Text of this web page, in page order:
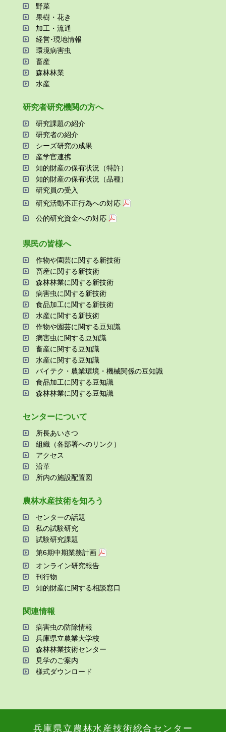
野菜
果樹・花き
加⼯・流通
経営･現地情報
環境病害⾍
畜産
森林林業
⽔産
研究者研究機関の⽅へ
研究課題の紹介
研究者の紹介
シーズ研究の成果
産学官連携
知的財産の保有状況（特許）
知的財産の保有状況（品種）
研究員の受⼊
研究活動不正⾏為への対応
公的研究資金への対応
県⺠の皆様へ
作物や園芸に関する新技術
畜産に関する新技術
森林林業に関する新技術
病害⾍に関する新技術
⾷品加⼯に関する新技術
⽔産に関する新技術
作物や園芸に関する⾖知識
病害⾍に関する⾖知識
畜産に関する⾖知識
⽔産に関する⾖知識
バイテク・農業環境・機械関係の⾖知識
⾷品加⼯に関する⾖知識
森林林業に関する⾖知識
センターについて
所⻑あいさつ
組織（各部署へのリンク）
アクセス
沿⾰
所内の施設配置図
農林⽔産技術を知ろう
センターの話題
私の試験研究
試験研究課題
第6期中期業務計画
オンライン研究報告
刊⾏物
知的財産に関する相談窓⼝
関連情報
病害⾍の防除情報
兵庫県⽴農業⼤学校
森林林業技術センター
⾒学のご案内
様式ダウンロード
兵庫県⽴農林⽔産技術総合センター